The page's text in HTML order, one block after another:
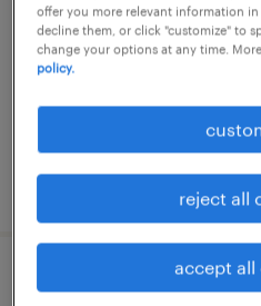
埼玉県熊谷市, 埼玉県
contract
¥1150.00 per hour
posted 9 april 2026
【障がい者求人】製
offer you more relevant information in
decline them, or click "customize" to
change your options at any time.
policy.
reject all
accept all